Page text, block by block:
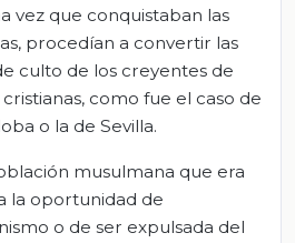
vez que conquistaban las
procedían a convertir las
culto de los creyentes de
como fue el caso de
o la de Sevilla.
musulmana que era
la oportunidad de
o de ser expulsada del